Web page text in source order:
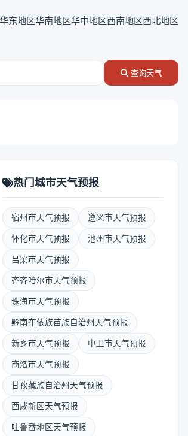
华东地区华南地区华中地区西南地区西北地区
查询天气
热门城市天气预报
宿州市天气预报 遵义市天气预报
怀化市天气预报 池州市天气预报
吕梁市天气预报
齐齐哈尔市天气预报
珠海市天气预报
黔南布依族苗族自治州天气预报
新乡市天气预报 中卫市天气预报
商洛市天气预报
甘孜藏族自治州天气预报
西咸新区天气预报
吐鲁番地区天气预报